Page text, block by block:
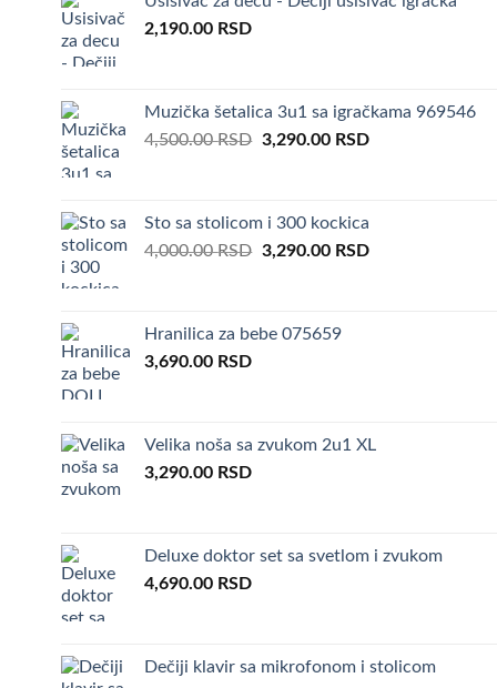
– Poklon
2,190.00 RSD
Muzička šetalica 3u1 sa igračkama 969546
4,500.00RSD Original
3,290.00 RSDCurrent
Sto sa stolicom i 300 kockica
4,000.00RSD Original
3,290.00 RSDCurrent
Hranilica za bebe 075659
3,690.00 RSD
Velika noša sa zvukom 2u1 XL
3,290.00 RSD
Deluxe doktor set sa svetlom i zvukom
4,690.00 RSD
Dečiji klavir sa mikrofonom i stolicom